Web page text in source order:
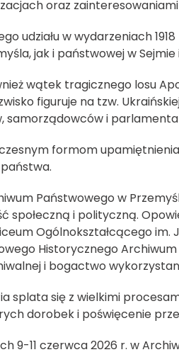
oraz
udziału w wydarzeniach
jak i państwowej w
wątek tragicznego losu
figuruje na tzw.
samorządowców i
formom
Państwowego w
społeczną i polityczną.
Ogólnokształcącego im.
Historycznego
i bogactwo
splata się z wielkimi
dorobek i poświęcenie
9-11 czerwca 2026 r. w